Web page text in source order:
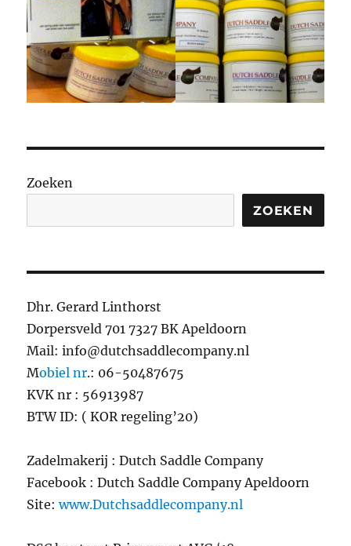
Zoeken
ZOEKEN
Dhr. Gerard Linthorst
Dorpersveld 701 7327 BK Apeldoorn
Mail: info@dutchsaddlecompany.nl
Mobiel nr.: 06-50487675
KVK nr : 56913987
BTW ID: ( KOR regeling’20)
Zadelmakerij : Dutch Saddle Company
Facebook : Dutch Saddle Company Apeldoorn
Site:www.Dutchsaddlecompany.nl